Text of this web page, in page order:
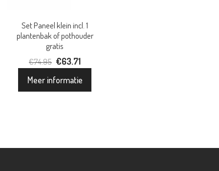
Set Paneel klein incl. 1
plantenbak of pothouder
gratis
€74.95 Oorspronkelijke
prijs
€63.71Huidige
Meer informatie